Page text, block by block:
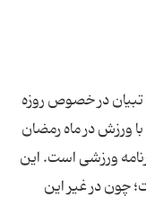
در خصوص روزه
ورزش در ماه رمضان
ورزشی است. این
در غیر این